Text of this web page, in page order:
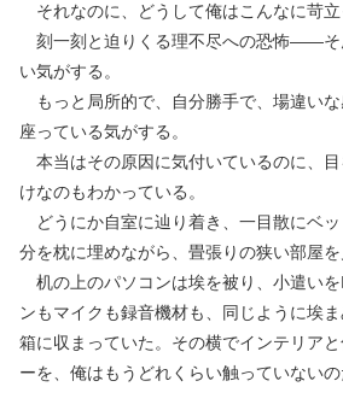
それなのに、どうして俺はこんなに苛立
刻一刻と迫りくる理不尽への恐怖――そ
い気がする。
もっと局所的で、自分勝手で、場違い
座っている気がする。
本当はその原因に気付いているのに、
けなのもわかっている。
どうにか自室に辿り着き、一目散にベ
分を枕に埋めながら、畳張りの狭い部屋を
机の上のパソコンは埃を被り、小遣い
ンもマイクも録音機材も、同じように埃
箱に収まっていた。その横でインテリア
ーを、俺はもうどれくらい触っていないの